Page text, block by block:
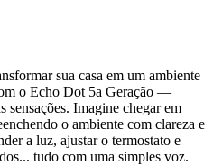
sua casa em um ambiente
o Echo Dot 5a Geração —
sensações. Imagine chegar em
o ambiente com clareza e
a luz, ajustar o termostato e
tudo com uma simples voz.